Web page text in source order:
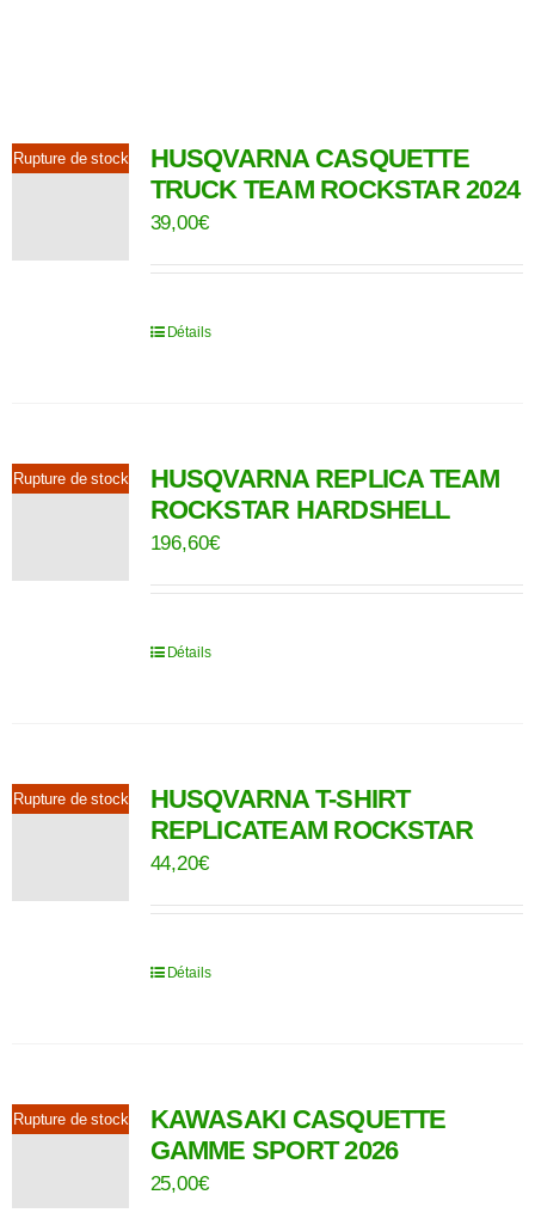
Rupture de stock
HUSQVARNA CASQUETTE
TRUCK TEAM ROCKSTAR 2024
39,00€
Détails
Rupture de stock
HUSQVARNA REPLICA TEAM
ROCKSTAR HARDSHELL
196,60€
Détails
Rupture de stock
HUSQVARNA T-SHIRT
REPLICATEAM ROCKSTAR
44,20€
Détails
Rupture de stock
KAWASAKI CASQUETTE
GAMME SPORT 2026
25,00€